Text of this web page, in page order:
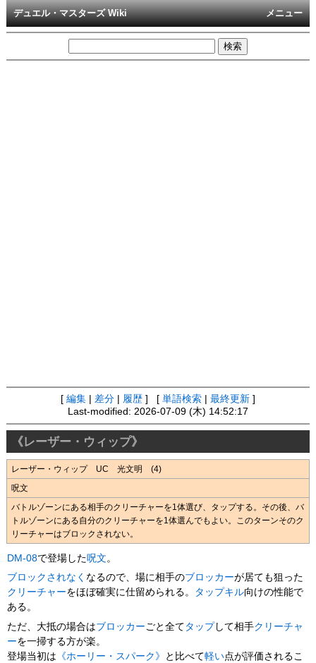
メニュー
デュエル・マスターズ Wiki
[ 編集 差分 履歴 ] [ 単語検索 最終更新 ]
Last-modified: 2026-07-09 (木) 14:52:17
《レーザー・ウィップ》
レーザー・ウィップ UC 光文明 (4)
呪文
バトルゾーンにある相手のクリーチャーを1体選び、タップする。その後、バ
トルゾーンにある自分のクリーチャーを1体選んでもよい。このターンそのク
リーチャーはブロックされない。
DM-08で登場した呪文 。
ブロックされなく なるので、場に相手のブロッカーが居ても狙った
クリーチャーをほぼ確実に仕留められる。 タップキル向けの性能で
ある。
ただ、大抵の場合はブロッカーごと全て タップして相手クリーチャ
ーを一掃する方が楽。
登場当初は 《ホーリー・スパーク》 と比べて軽い点が評価されるこ